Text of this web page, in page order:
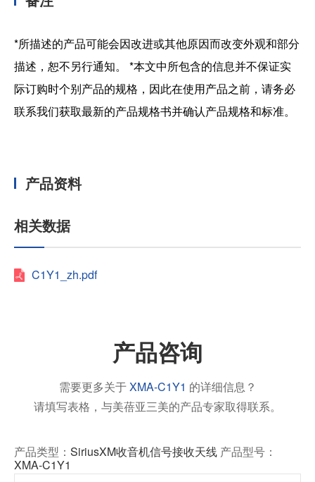
*所描述的产品可能会因改进或其他原因而改变外观和部分
描述，恕不另行通知。 *本文中所包含的信息并不保证实
际订购时个别产品的规格，因此在使用产品之前，请务必
联系我们获取最新的产品规格书并确认产品规格和标准。
产品资料
相关数据
C1Y1_zh.pdf
产品咨询
需要更多关于XMA-C1Y1 的详细信息？
请填写表格，与美蓓亚三美的产品专家取得联系。
产品类型： SiriusXM收音机信号接收天线 产品型号：
XMA-C1Y1